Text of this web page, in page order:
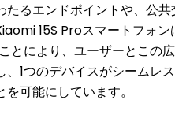
るエンドポイントや、公
15S Proスマートフォン
とにより、ユーザーとこの
1つのデバイスがシームレ
可能にしています。